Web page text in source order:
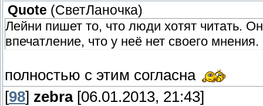
Quote (СветЛаночка)
Лейни пишет то, что люди хотят читать.
впечатление, что у неё нет своего мнения.
полностью с этим согласна
[98] zebra[06.01.2013, 21:43]